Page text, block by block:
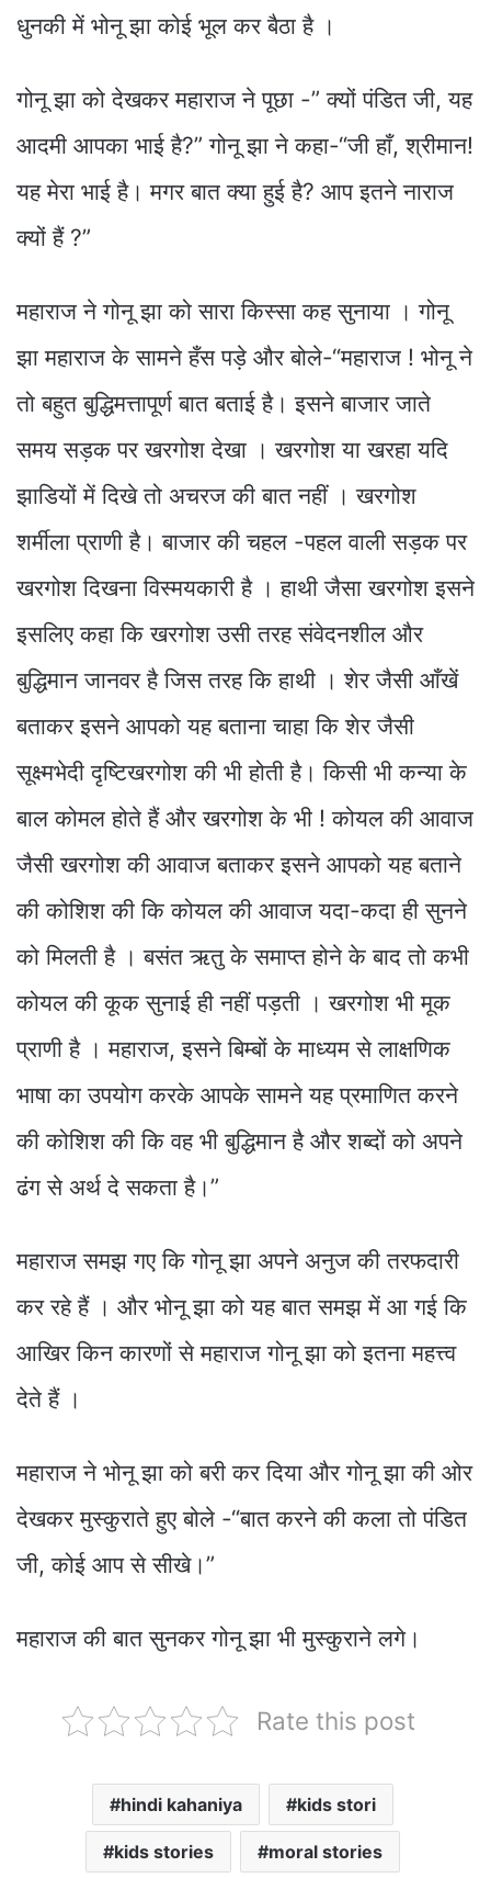
धुनकी में भोनू झा कोई भूल कर बैठा है ।
गोनू झा को देखकर महाराज ने पूछा -” क्यों पंडित जी, यह
आदमी आपका भाई है?” गोनू झा ने कहा-“जी हाँ, श्रीमान!
यह मेरा भाई है। मगर बात क्या हुई है? आप इतने नाराज
क्यों हैं ?”
महाराज ने गोनू झा को सारा किस्सा कह सुनाया । गोनू
झा महाराज के सामने हँस पड़े और बोले-“महाराज ! भोनू ने
तो बहुत बुद्धिमत्तापूर्ण बात बताई है। इसने बाजार जाते
समय सड़क पर खरगोश देखा । खरगोश या खरहा यदि
झाडियों में दिखे तो अचरज की बात नहीं । खरगोश
शर्मीला प्राणी है। बाजार की चहल -पहल वाली सड़क पर
खरगोश दिखना विस्मयकारी है । हाथी जैसा खरगोश इसने
इसलिए कहा कि खरगोश उसी तरह संवेदनशील और
बुद्धिमान जानवर है जिस तरह कि हाथी । शेर जैसी आँखें
बताकर इसने आपको यह बताना चाहा कि शेर जैसी
सूक्ष्मभेदी दृष्टिखरगोश की भी होती है। किसी भी कन्या के
बाल कोमल होते हैं और खरगोश के भी ! कोयल की आवाज
जैसी खरगोश की आवाज बताकर इसने आपको यह बताने
की कोशिश की कि कोयल की आवाज यदा-कदा ही सुनने
को मिलती है । बसंत ऋतु के समाप्त होने के बाद तो कभी
कोयल की कूक सुनाई ही नहीं पड़ती । खरगोश भी मूक
प्राणी है । महाराज, इसने बिम्बों के माध्यम से लाक्षणिक
भाषा का उपयोग करके आपके सामने यह प्रमाणित करने
की कोशिश की कि वह भी बुद्धिमान है और शब्दों को अपने
ढंग से अर्थ दे सकता है।”
महाराज समझ गए कि गोनू झा अपने अनुज की तरफदारी
कर रहे हैं । और भोनू झा को यह बात समझ में आ गई कि
आखिर किन कारणों से महाराज गोनू झा को इतना महत्त्व
देते हैं ।
महाराज ने भोनू झा को बरी कर दिया और गोनू झा की ओर
देखकर मुस्कुराते हुए बोले -“बात करने की कला तो पंडित
जी, कोई आप से सीखे।”
महाराज की बात सुनकर गोनू झा भी मुस्कुराने लगे।
Rate this post
hindi kahaniya kids stori
kids stories moral stories